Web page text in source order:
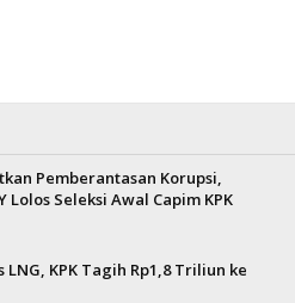
Pemberantasan Korupsi,
Lolos Seleksi Awal Capim KPK
LNG, KPK Tagih Rp1,8 Triliun ke